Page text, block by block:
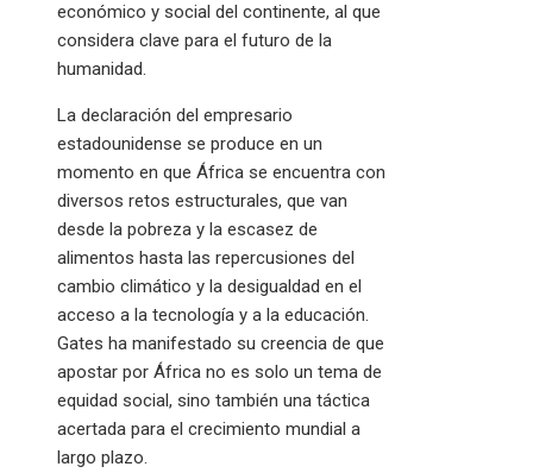
económico y social del continente, al que
considera clave para el futuro de la
humanidad.
La declaración del empresario
estadounidense se produce en un
momento en que África se encuentra con
diversos retos estructurales, que van
desde la pobreza y la escasez de
alimentos hasta las repercusiones del
cambio climático y la desigualdad en el
acceso a la tecnología y a la educación.
Gates ha manifestado su creencia de que
apostar por África no es solo un tema de
equidad social, sino también una táctica
acertada para el crecimiento mundial a
largo plazo.